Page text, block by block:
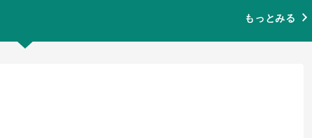
もっとみる